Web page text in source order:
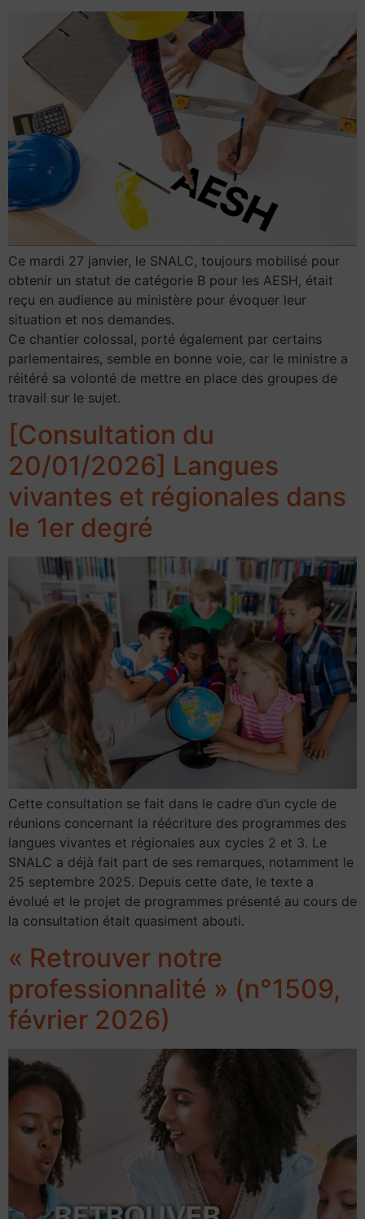
Ce mardi 27 janvier, le SNALC, toujours mobilisé pour
obtenir un statut de catégorie B pour les AESH, était
reçu en audience au ministère pour évoquer leur
situation et nos demandes.
Ce chantier colossal, porté également par certains
parlementaires, semble en bonne voie, car le ministre a
réitéré sa volonté de mettre en place des groupes de
travail sur le sujet.
[Consultation du
20/01/2026] Langues
vivantes et régionales dans
le 1er degré
Cette consultation se fait dans le cadre d’un cycle de
réunions concernant la réécriture des programmes des
langues vivantes et régionales aux cycles 2 et 3. Le
SNALC a déjà fait part de ses remarques, notamment le
25 septembre 2025. Depuis cette date, le texte a
évolué et le projet de programmes présenté au cours de
la consultation était quasiment abouti.
« Retrouver notre
professionnalité » (n°1509,
février 2026)